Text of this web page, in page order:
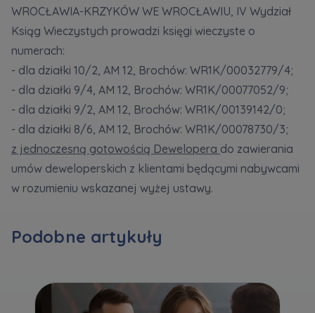
WROCŁAWIA-KRZYKÓW WE WROCŁAWIU, IV Wydział
Ksiąg Wieczystych prowadzi księgi wieczyste o
numerach:
- dla działki 10/2, AM 12, Brochów: WR1K/00032779/4;
- dla działki 9/4, AM 12, Brochów: WR1K/00077052/9;
- dla działki 9/2, AM 12, Brochów: WR1K/00139142/0;
- dla działki 8/6, AM 12, Brochów: WR1K/00078730/3;
z jednoczesną gotowością Dewelopera do zawierania
umów deweloperskich z klientami będącymi nabywcami
w rozumieniu wskazanej wyżej ustawy.
Podobne artykuły
Zawiadomienia o nabyciu lub posiadaniu znacznego
pakietu akcji proszę wysyłać na
notyfikacje@murapol.pl
Skontaktuj się z nami